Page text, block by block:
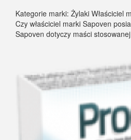
Kategorie marki: Żylaki Właściciel
Czy właściciel marki Sapoven
Sapoven dotyczy maści